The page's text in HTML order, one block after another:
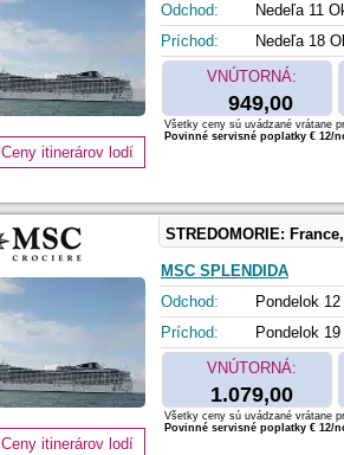
Odchod:
Nedeľa 11
Príchod:
Nedeľa 18
VNÚTORNÁ:
949,00
Ceny itinerárov lodí
Všetky ceny sú uvádzané vrátane
Povinné servisné poplatky € 12/
STREDOMORIE:
MSC SPLENDIDA
Odchod:
Pondelok
Príchod:
Pondelok
VNÚTORNÁ:
1.079,00
Ceny itinerárov lodí
Všetky ceny sú uvádzané vrátane
Povinné servisné poplatky € 12/